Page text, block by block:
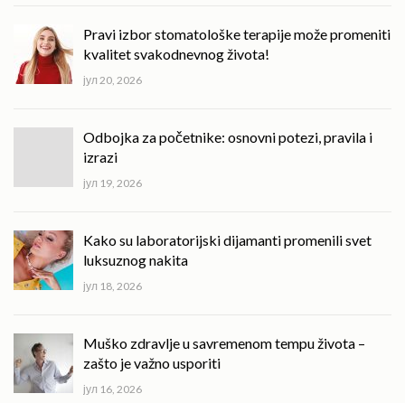
Pravi izbor stomatološke terapije može promeniti
kvalitet svakodnevnog života!
јул 20, 2026
Odbojka za početnike: osnovni potezi, pravila i
izrazi
јул 19, 2026
Kako su laboratorijski dijamanti promenili svet
luksuznog nakita
јул 18, 2026
Muško zdravlje u savremenom tempu života –
zašto je važno usporiti
јул 16, 2026